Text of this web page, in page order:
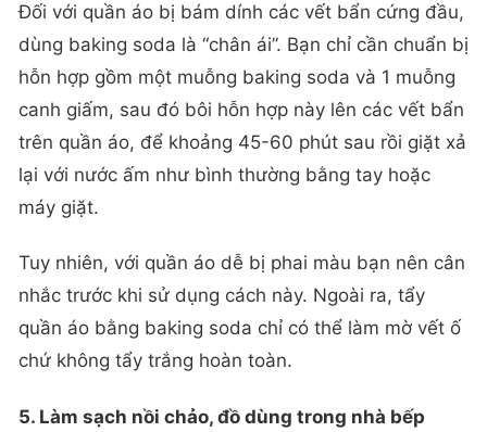
Đối với quần áo bị bám dính các vết bẩn cứng đầu,
dùng baking soda là “chân ái”. Bạn chỉ cần chuẩn bị
hỗn hợp gồm một muỗng baking soda và 1 muỗng
canh giấm, sau đó bôi hỗn hợp này lên các vết bẩn
trên quần áo, để khoảng 45-60 phút sau rồi giặt xả
lại với nước ấm như bình thường bằng tay hoặc
máy giặt.
Tuy nhiên, với quần áo dễ bị phai màu bạn nên cân
nhắc trước khi sử dụng cách này. Ngoài ra, tẩy
quần áo bằng baking soda chỉ có thể làm mờ vết ố
chứ không tẩy trắng hoàn toàn.
5. Làm sạch nồi chảo, đồ dùng trong nhà bếp